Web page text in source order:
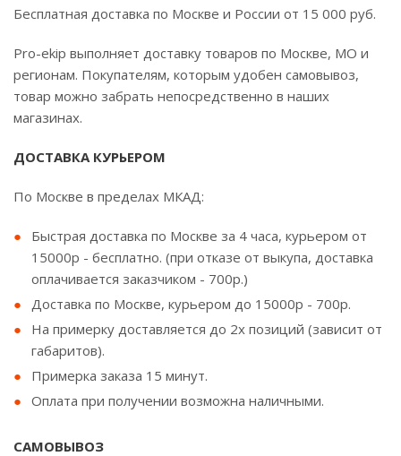
Бесплатная доставка по Москве и России от 15 000 руб.
Pro-ekip выполняет доставку товаров по Москве, МО и
регионам. Покупателям, которым удобен самовывоз,
товар можно забрать непосредственно в наших
магазинах.
ДОСТАВКА КУРЬЕРОМ
По Москве в пределах МКАД:
Быстрая доставка по Москве за 4 часа, курьером от
15000р - бесплатно. (при отказе от выкупа, доставка
оплачивается заказчиком - 700р.)
Доставка по Москве, курьером до 15000р - 700р.
На примерку доставляется до 2х позиций (зависит от
габаритов).
Примерка заказа 15 минут.
Оплата при получении возможна наличными.
САМОВЫВОЗ